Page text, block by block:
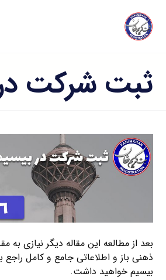
ثبت شرکت
بعد از مطالعه این مقاله دیگر نیازی به
ذهنی باز و اطلاعاتی جامع و کامل
بیسیم خواهید داشت.